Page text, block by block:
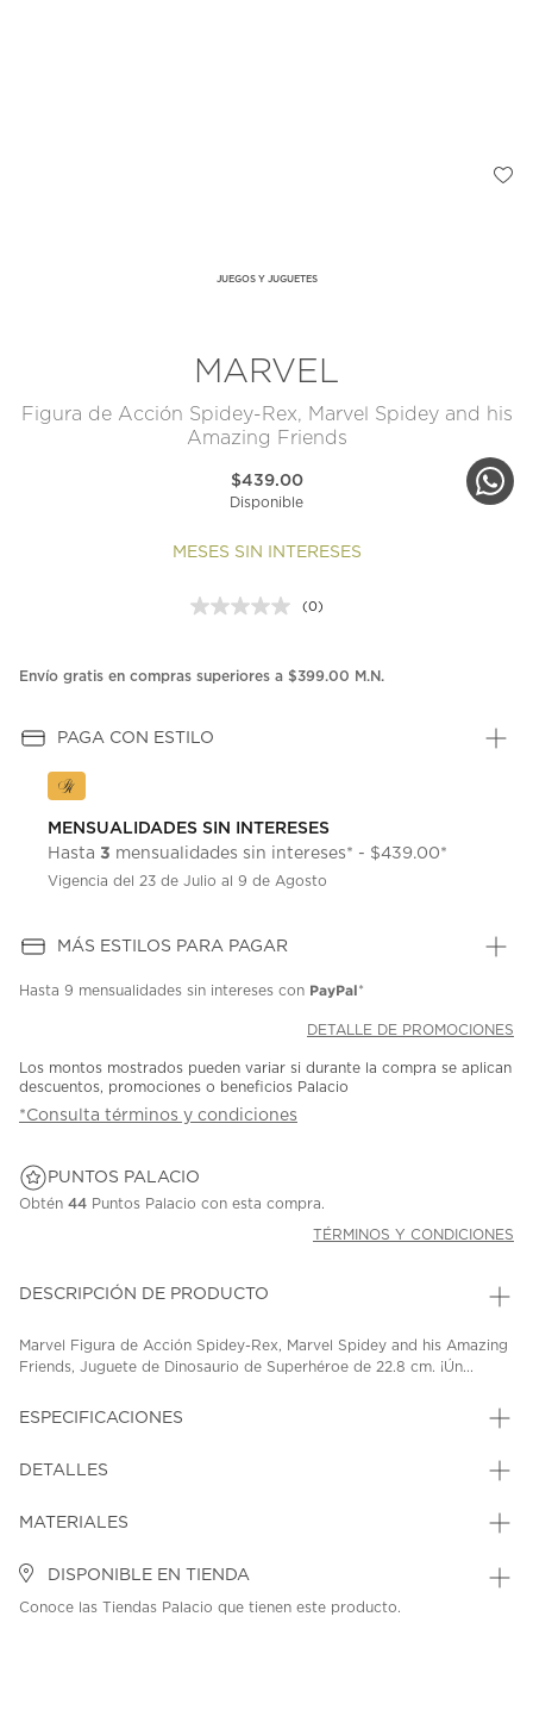
JUEGOS Y JUGUETES
MARVEL
Figura de Acción Spidey-Rex, Marvel Spidey and his
Amazing Friends
$439.00
Disponible
MESES SIN INTERESES
Sin
en
(0)
Envío gratis en compras superiores a $399.00 M.N.
PAGA CON ESTILO
MENSUALIDADES SIN INTERESES
Hasta 3 mensualidades sin intereses* - $439.00*
Vigencia del 23 de Julio al 9 de Agosto
MÁS ESTILOS PARA PAGAR
Hasta 9 mensualidades sin intereses con PayPal*
DETALLE DE PROMOCIONES
Los montos mostrados pueden variar si durante la compra se aplican
descuentos, promociones o beneficios Palacio
*Consulta términos y condiciones
PUNTOS PALACIO
Obtén 44 Puntos Palacio con esta compra.
TÉRMINOS Y CONDICIONES
DESCRIPCIÓN DE PRODUCTO
Marvel Figura de Acción Spidey-Rex, Marvel Spidey and his Amazing
Friends, Juguete de Dinosaurio de Superhéroe de 22.8 cm. ¡Ún...
ESPECIFICACIONES
DETALLES
MATERIALES
DISPONIBLE EN TIENDA
Conoce las Tiendas Palacio que tienen este producto.